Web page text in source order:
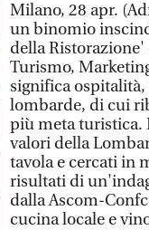
Milano, 28 apr.
un binomio
della Ristorazione'
Turismo,
significa
lombarde, di cui
più meta turistica.
valori della
tavola e cercati in
risultati di
dalla Ascom-
cucina locale e